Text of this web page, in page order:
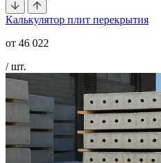
Калькулятор плит перекрытия
от 46 022
/ шт.